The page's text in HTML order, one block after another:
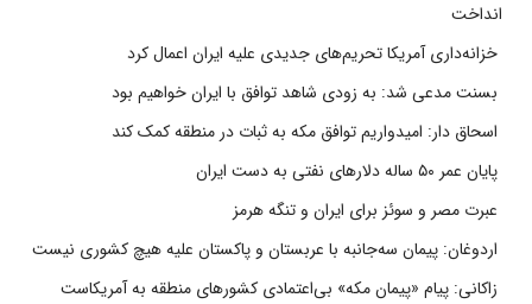
انداخت
خزانه‌داری آمریکا تحریم‌های جدیدی علیه ایران اعمال کرد
بسنت مدعی شد: به زودی شاهد توافق با ایران خواهیم بود
اسحاق دار: امیدواریم توافق مکه به ثبات در منطقه کمک کند
پایان عمر ۵۰ ساله دلارهای نفتی به دست ایران
عبرت مصر و سوئز برای ایران و تنگه هرمز
اردوغان: پیمان سه‌جانبه با عربستان و پاکستان علیه هیچ کشوری نیست
زاکانی: پیام «پیمان مکه» بی‌اعتمادی کشورهای منطقه به آمریکاست